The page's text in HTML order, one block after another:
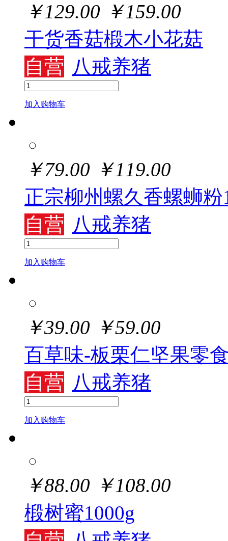
￥129.00 ￥159.00
干货香菇椴木小花菇
自营 八戒养猪
加入购物车
￥79.00 ￥119.00
正宗柳州螺久香螺蛳粉
自营 八戒养猪
加入购物车
￥39.00 ￥59.00
百草味-板栗仁坚果零
自营 八戒养猪
加入购物车
￥88.00 ￥108.00
椴树蜜1000g